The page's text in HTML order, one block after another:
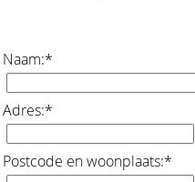
Naam:*
Adres:*
Postcode en woonplaats:*